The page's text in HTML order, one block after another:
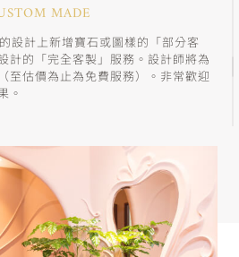
MADE
設計上新增寶石或圖樣的「部分客
計的「完全客製」服務。設計師將為
至估價為止為免費服務）。非常歡迎
。